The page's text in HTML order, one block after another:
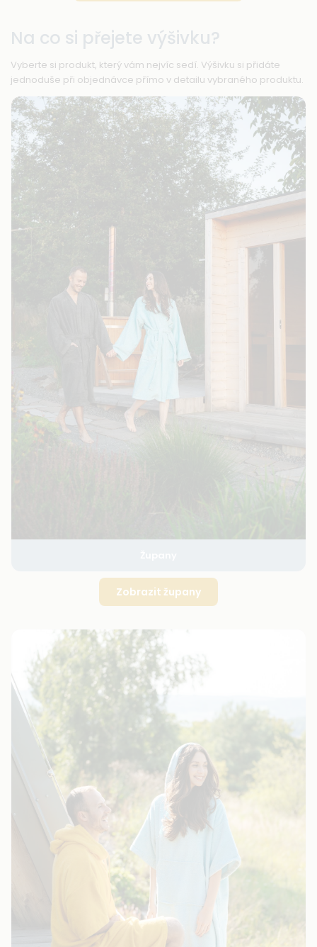
Na co si přejete výšivku?
Vyberte si produkt, který vám nejvíc sedí. Výšivku si přidáte
jednoduše při objednávce přímo v detailu vybraného produktu.
Zobrazit župany